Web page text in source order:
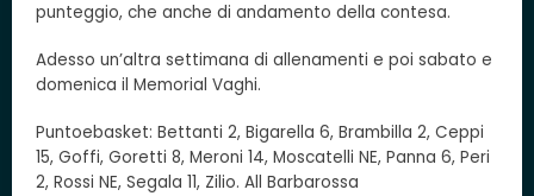
punteggio, che anche di andamento della contesa.
Adesso un’altra settimana di allenamenti e poi sabato e
domenica il Memorial Vaghi.
Puntoebasket: Bettanti 2, Bigarella 6, Brambilla 2, Ceppi
15, Goffi, Goretti 8, Meroni 14, Moscatelli NE, Panna 6, Peri
2, Rossi NE, Segala 11, Zilio. All Barbarossa